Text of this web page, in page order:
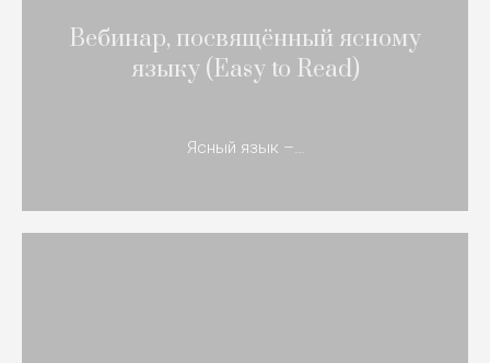
Вебинар, посвящённый ясному
языку (Easy to Read)
Ясный язык –…